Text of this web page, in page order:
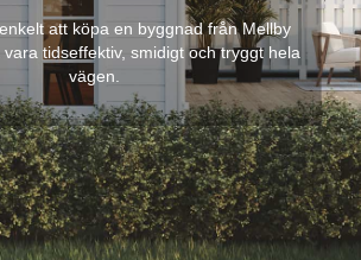
att köpa en byggnad från Mellby
tidseffektiv, smidigt och tryggt hela
vägen.
att köpa en byggnad från Mellby
tidseffektiv, smidigt och tryggt hela
vägen.